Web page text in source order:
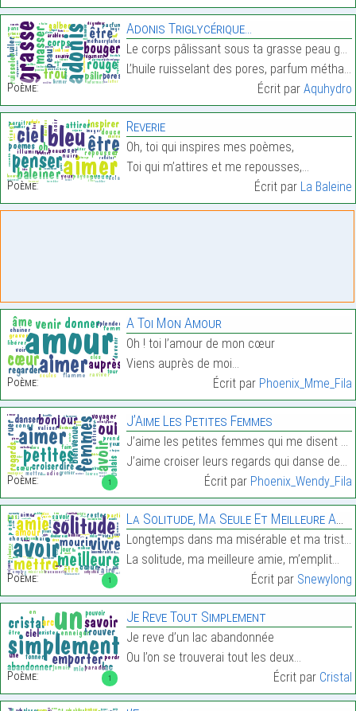
Poème:
Adonis Triglycérique…
Le corps pâlissant sous ta grasse peau galbe,
L’huile ruisselant des pores, parfum méthacrylates…
Écrit par Aquhydro
Poème:
Reverie
Oh, toi qui inspires mes poèmes,
Toi qui m’attires et me repousses,…
Écrit par La Baleine
Poème:
A Toi Mon Amour
Oh ! toi l’amour de mon cœur
Viens auprès de moi…
Écrit par Phoenix_Mme_Fila
1
Poème:
J’Aime Les Petites Femmes
J’aime les petites femmes qui me disent bonjour da
J’aime croiser leurs regards qui danse des balais …
Écrit par Phoenix_Wendy_Fila
1
Poème:
La Solitude, Ma Seule Et Meilleure Amie
Longtemps dans ma misérable et ma triste vie,
La solitude, ma meilleure amie, m’emplit…
Écrit par Snewylong
1
Poème:
Je Reve Tout Simplement
Je reve d’un lac abandonnée
Ou l’on se trouverai tout les deux…
Écrit par Cristal